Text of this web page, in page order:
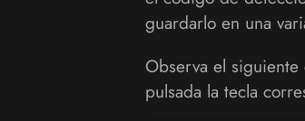
guardarlo en una
Observa el
pulsada la tecla